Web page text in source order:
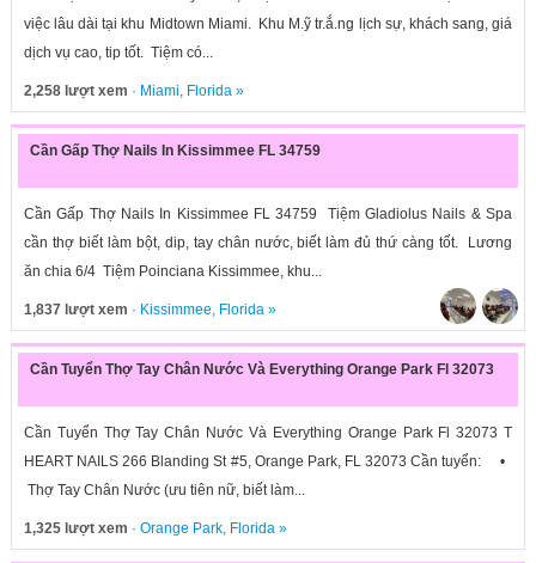
việc lâu dài tại khu Midtown Miami. Khu M.ỹ tr.ắ.ng lịch sự, khách sang, giá
dịch vụ cao, tip tốt. Tiệm có...
2,258 lượt xem · Miami, Florida»
Cần Gấp Thợ Nails In Kissimmee FL 34759
Cần Gấp Thợ Nails In Kissimmee FL 34759 Tiệm Gladiolus Nails & Spa
cần thợ biết làm bột, dip, tay chân nước, biết làm đủ thứ càng tốt. Lương
ăn chia 6/4 Tiệm Poinciana Kissimmee, khu...
1,837 lượt xem · Kissimmee, Florida»
Cần Tuyển Thợ Tay Chân Nước Và Everything Orange Park Fl 32073
Cần Tuyển Thợ Tay Chân Nước Và Everything Orange Park Fl 32073 T
HEART NAILS 266 Blanding St #5, Orange Park, FL 32073 Cần tuyển: •
Thợ Tay Chân Nước (ưu tiên nữ, biết làm...
1,325 lượt xem · Orange Park, Florida»